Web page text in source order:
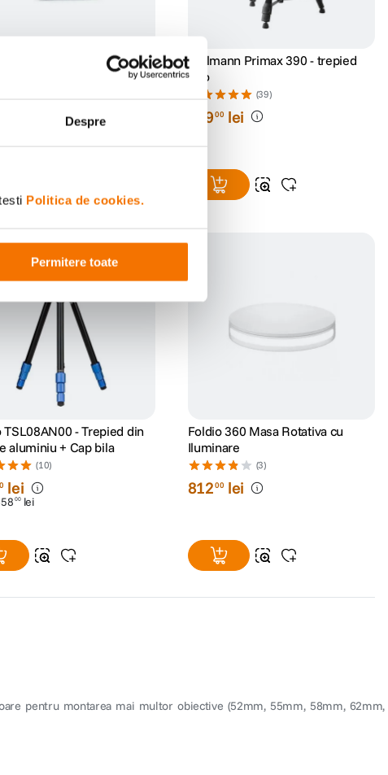
Despre
Politica de cookies.
Permitere toate
Lens Cleaning Wipes -
Cullmann Primax 390 - trepied
foto
(39)
24900 lei
TSL08AN00 - Trepied din
aluminiu + Cap bila
(10)
lei
00 lei
Foldio 360 Masa Rotativa cu
Iluminare
(3)
81200 lei
pentru montarea mai multor obiective (52mm, 55mm, 58mm, 62mm,